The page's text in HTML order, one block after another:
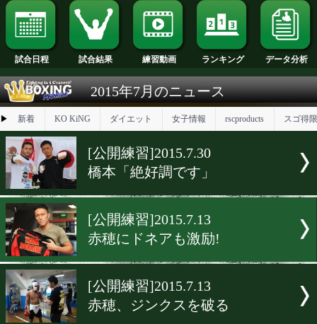
試合日程 試合結果 練習動画 ランキング
2015年7月のニュース
▶ 新着 KO KiNG ダイエット
[公開練習]2015.7.30
橋本「絶好調です」
[公開練習]2015.7.13